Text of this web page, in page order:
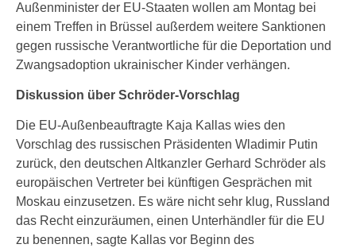
Außenminister der EU-Staaten wollen am Montag bei
einem Treffen in Brüssel außerdem weitere Sanktionen
gegen russische Verantwortliche für die Deportation und
Zwangsadoption ukrainischer Kinder verhängen.
Diskussion über Schröder-Vorschlag
Die EU-Außenbeauftragte Kaja Kallas wies den
Vorschlag des russischen Präsidenten Wladimir Putin
zurück, den deutschen Altkanzler Gerhard Schröder als
europäischen Vertreter bei künftigen Gesprächen mit
Moskau einzusetzen. Es wäre nicht sehr klug, Russland
das Recht einzuräumen, einen Unterhändler für die EU
zu benennen, sagte Kallas vor Beginn des